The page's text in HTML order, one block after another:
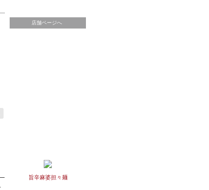
店舗ページへ
旨辛麻婆担々麺